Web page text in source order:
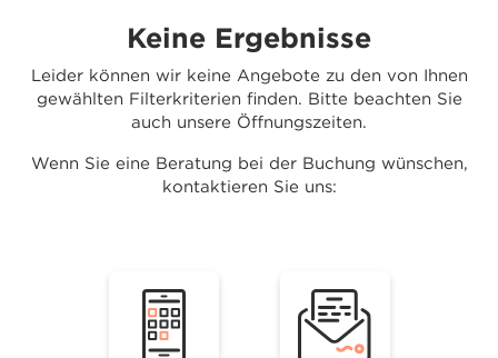
Keine Ergebnisse
Leider können wir keine Angebote zu den von Ihnen
gewählten Filterkriterien finden. Bitte beachten Sie
auch unsere Öffnungszeiten.
Wenn Sie eine Beratung bei der Buchung wünschen,
kontaktieren Sie uns: